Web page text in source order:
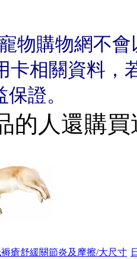
物購物網不
卡相關資料，
證。
的人還購買
瘡舒緩關節炎及摩擦/大尺寸